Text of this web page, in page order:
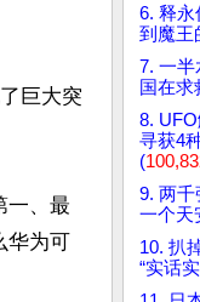
巨大突
一、最
华为可
6. 释永
到魔王
7. 一半
国在求
8.
寻获4
(
9. 两千
一个天
10. 扒
“实话